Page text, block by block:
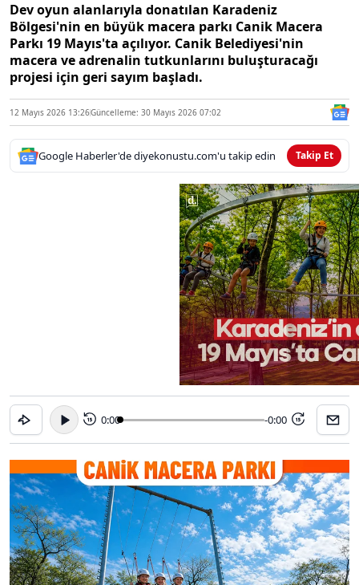
Dev oyun alanlarıyla donatılan Karadeniz
Bölgesi'nin en büyük macera parkı Canik Macera
Parkı 19 Mayıs'ta açılıyor. Canik Belediyesi'nin
macera ve adrenalin tutkunlarını buluşturacağı
projesi için geri sayım başladı.
12 Mayıs 2026 13:26Güncelleme: 30 Mayıs 2026 07:02
Google Haberler'de diyekonustu.com'u takip edin Takip Et
15 0:00 -0:00 15